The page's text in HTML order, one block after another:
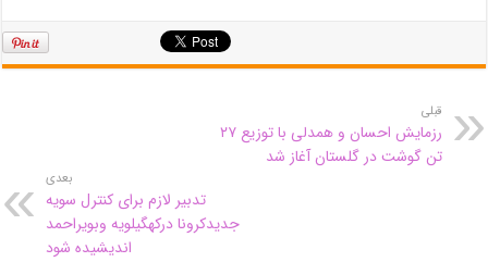
قبلی
رزمایش احسان و همدلی با توزیع ۲۷
تن گوشت در گلستان آغاز شد
بعدی
تدبیر لازم برای کنترل سویه
جدیدکرونا درکهگیلویه وبویراحمد
اندیشیده شود